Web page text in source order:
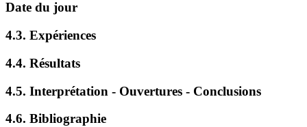
Date du jour
4.3. Expériences
4.4. Résultats
4.5. Interprétation - Ouvertures - Conclusions
4.6. Bibliographie